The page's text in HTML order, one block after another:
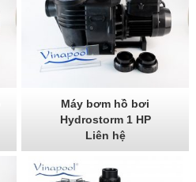
Máy bơm hồ bơi
Hydrostorm 1 HP
Liên hệ